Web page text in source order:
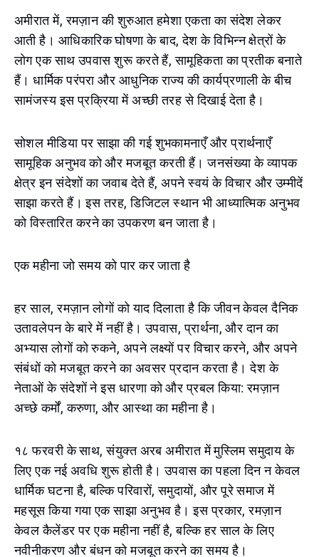
अमीरात में, रमज़ान की शुरुआत हमेशा एकता का संदेश लेकर
आती है। आधिकारिक घोषणा के बाद, देश के विभिन्न क्षेत्रों के
लोग एक साथ उपवास शुरू करते हैं, सामूहिकता का प्रतीक बनाते
हैं। धार्मिक परंपरा और आधुनिक राज्य की कार्यप्रणाली के बीच
सामंजस्य इस प्रक्रिया में अच्छी तरह से दिखाई देता है।
सोशल मीडिया पर साझा की गई शुभकामनाएँ और प्रार्थनाएँ
सामूहिक अनुभव को और मजबूत करती हैं। जनसंख्या के व्यापक
क्षेत्र इन संदेशों का जवाब देते हैं, अपने स्वयं के विचार और उम्मीदें
साझा करते हैं। इस तरह, डिजिटल स्थान भी आध्यात्मिक अनुभव
को विस्तारित करने का उपकरण बन जाता है।
एक महीना जो समय को पार कर जाता है
हर साल, रमज़ान लोगों को याद दिलाता है कि जीवन केवल दैनिक
उतावलेपन के बारे में नहीं है। उपवास, प्रार्थना, और दान का
अभ्यास लोगों को रुकने, अपने लक्ष्यों पर विचार करने, और अपने
संबंधों को मजबूत करने का अवसर प्रदान करता है। देश के
नेताओं के संदेशों ने इस धारणा को और प्रबल किया: रमज़ान
अच्छे कर्मों, करुणा, और आस्था का महीना है।
१८ फरवरी के साथ, संयुक्त अरब अमीरात में मुस्लिम समुदाय के
लिए एक नई अवधि शुरू होती है। उपवास का पहला दिन न केवल
धार्मिक घटना है, बल्कि परिवारों, समुदायों, और पूरे समाज में
महसूस किया गया एक साझा अनुभव है। इस प्रकार, रमज़ान
केवल कैलेंडर पर एक महीना नहीं है, बल्कि हर साल के लिए
नवीनीकरण और बंधन को मजबूत करने का समय है।